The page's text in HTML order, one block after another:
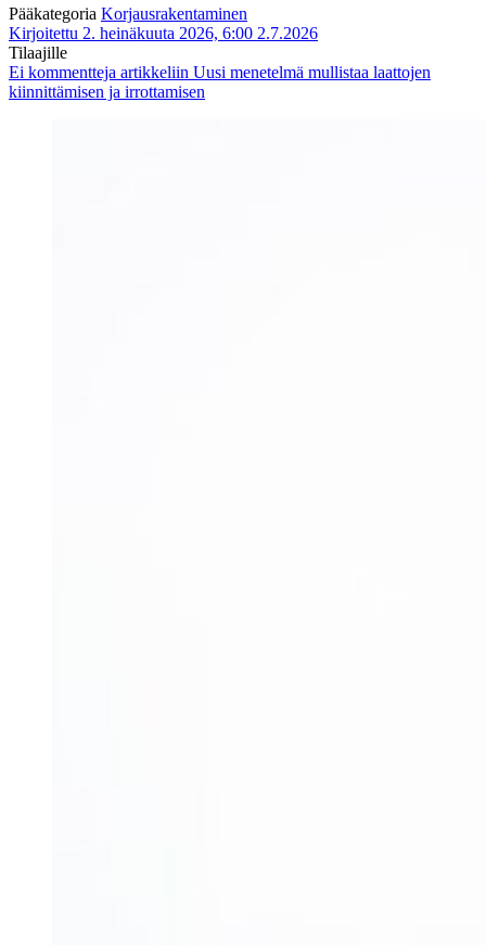
Pääkategoria Korjausrakentaminen
Kirjoitettu 2. heinäkuuta 2026, 6:00 2.7.2026
Tilaajille
Ei kommentteja artikkeliin Uusi menetelmä mullistaa laattojen
kiinnittämisen ja irrottamisen